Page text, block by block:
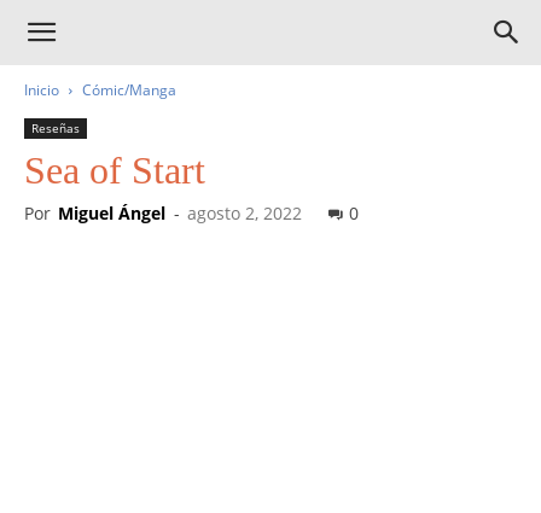
Inicio Cómic/Manga
Reseñas
Sea of Start
Por Miguel Ángel - agosto 2, 2022 0